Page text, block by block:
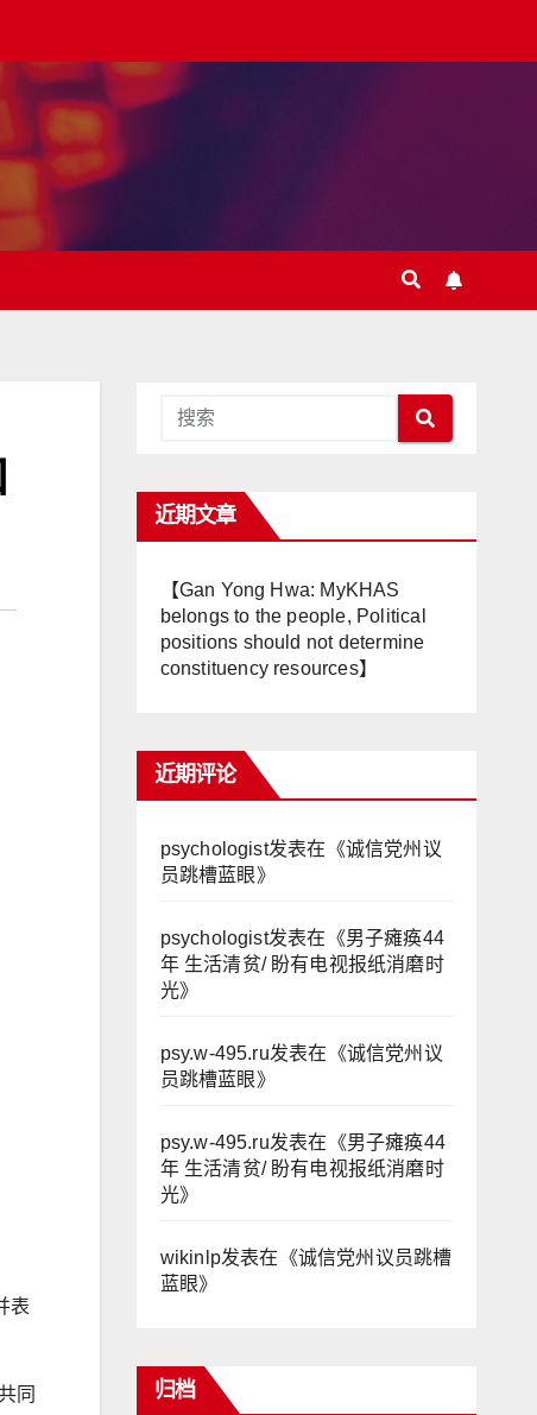
表
同
近期文章
【Gan Yong Hwa: MyKHAS
belongs to the people, Political
positions should not determine
constituency resources】
近期评论
psychologist发表在《诚信党州议
员跳槽蓝眼》
psychologist发表在《男子瘫痪44
年 生活清贫/ 盼有电视报纸消磨时
光》
psy.w-495.ru发表在《诚信党州议
员跳槽蓝眼》
psy.w-495.ru发表在《男子瘫痪44
年 生活清贫/ 盼有电视报纸消磨时
光》
wikinlp发表在《诚信党州议员跳槽
蓝眼》
归档